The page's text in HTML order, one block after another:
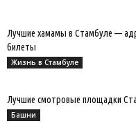
Лучшие хамамы в Стамбуле —
билеты
Жизнь в Стамбуле
Лучшие смотровые площадки
Башни